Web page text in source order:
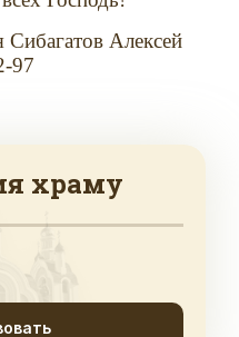
Сибагатов Алексей
97
храму